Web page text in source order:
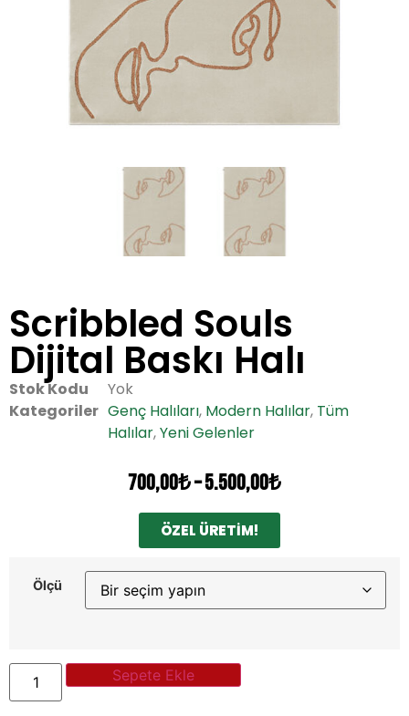
Scribbled Souls
Dijital Baskı Halı
Stok Kodu
Yok
Kategoriler Genç Halıları, Modern Halılar, Tüm
Halılar,Yeni Gelenler
700,00₺–5.500,00₺
ÖZEL ÜRETİM!
Ölçü
Sepete Ekle